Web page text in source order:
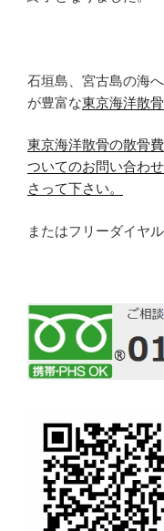
石垣島、宮古島の海
が豊富な東京海洋散骨
東京海洋散骨の散骨
ついてのお問い合わ
さって下さい。
またはフリーダイヤ